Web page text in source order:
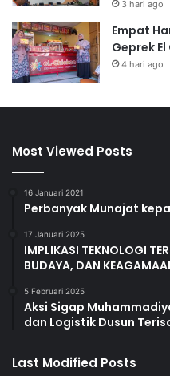
3 hari ago
Empat
Geprek
4 hari ago
Most Viewed Posts
16 Januari 2021
Perbanyak Munajat
17 Januari 2025
IMPLIKASI TEKNOLOGI
BUDAYA, DAN
5 Februari 2025
Aksi Sigap
dan Logistik Dusun
Last Modified Posts